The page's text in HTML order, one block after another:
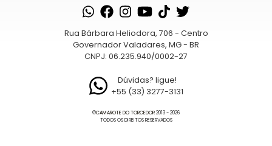
Rua Bárbara Heliodora, 706 - Centro
Governador Valadares, MG - BR
CNPJ: 06.235.940/0002-27
Dúvidas? ligue!
+55 (33) 3277-3131
©CAMAROTE DO TORCEDOR2013 - 2026
TODOS OS DIREITOS RESERVADOS